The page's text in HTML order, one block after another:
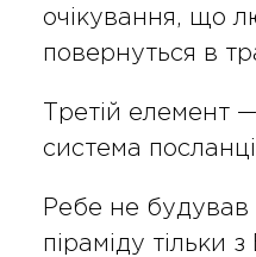
очікування, що
повернуться в
Третій елемент —
система
Ребе не будував
піраміду тільки